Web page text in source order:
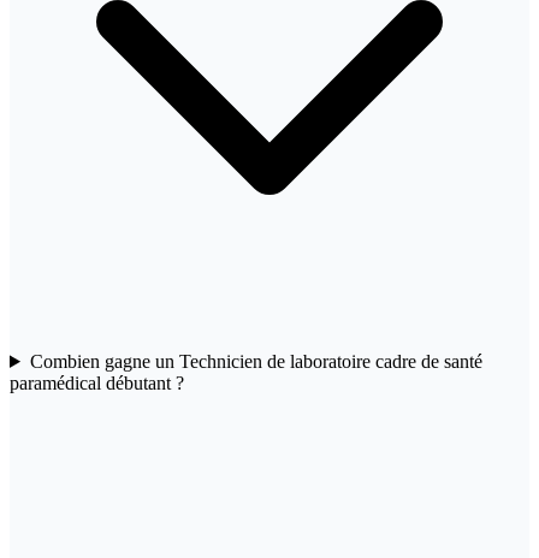
Combien gagne un Technicien de laboratoire cadre de santé
paramédical débutant ?